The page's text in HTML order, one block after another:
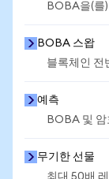
BOBA을(를
BOBA 스왑
블록체인 전
예측
BOBA 및
무기한 선물
최대 50배